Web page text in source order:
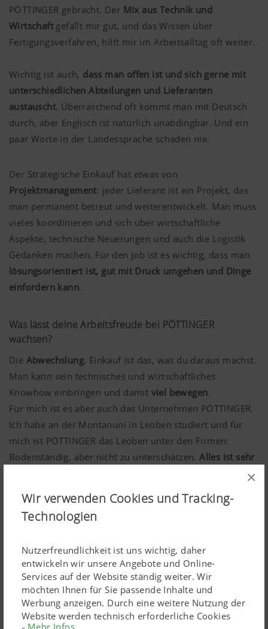
×
Wir verwenden Cookies und Tracking-
Technologien
Nutzerfreundlichkeit ist uns wichtig, daher
entwickeln wir unsere Angebote und Online-
Services auf der Website ständig weiter. Wir
möchten Ihnen für Sie passende Inhalte und
Werbung anzeigen. Durch eine weitere Nutzung der
Website werden technisch erforderliche Cookies
Mehr Infos
PÖTTINGER gebracht. Der Mix aus Technik und
Wirtschaftgefällt mir gut, und das Wissen über
Fertigungsverfahren, hilft mir im Arbeitsalltag oft weiter.
Wichtig ist auch, dass man offen ist und sich gerne mit
unterschiedlichen Abteilungen und Lieferanten
austauscht. Überraschend oft kommt man mit Deutsch
durch, aber Englisch ist natürlich unabdingbar. Und ein
paar Worte in der Landessprache schaden nie.
Der Strategische Einkauf hat etwas von
Projektmanagement: jeder Lieferant ist ein Projekt, das
man permanent betreut und weiterentwickelt. Man muss
vieles koordinieren und sich über wirtschaftliche
Aspekte, technische Neuerungen und auch die Logistik
Gedanken machen. Für den Job ist es wichtig, dass man
lösungsorientiert ist, gut mit Druck umgehen und Dinge
einfordern kann.
Was lässt deine Arbeitsfreude bei PÖTTINGER
wachsen?
Die Abwechslung. Einkauf ist das, was du daraus machst.
Man kann sein technisches und wirtschaftliches
Knowhow einbringen und damit viel bewegen.
Für mich ist es aber auch das Unternehmen PÖTTINGER.
Ich habe an der Montanuni in Leoben studiert und für
mich ist PÖTTINGER das Leoben unter den Firmen:
Bodenständig, aber nicht zu unterschätzen.Alles ist sehr
Kurzsteckbrief zu Eva:
Meine Ausbildung:Studium Montanmaschinenbau an
der Montanuniversität Leoben
Ich bin bei PÖTTINGER seit:01.04.2021
Dieses PÖTTenzial kommt mir in meinem Job oft zugute:
technische Zeichnungen lesen und Anforderungen
daraus ableiten können